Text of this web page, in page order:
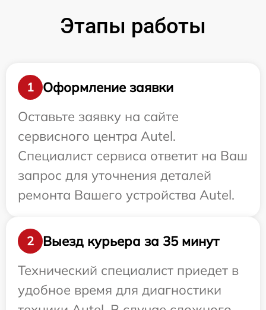
Этапы работы
1
Оформление заявки
Оставьте заявку на сайте
сервисного центра Autel.
Специалист сервиса ответит на Ваш
запрос для уточнения деталей
ремонта Вашего устройства Autel.
2
Выезд курьера за 35 минут
Технический специалист приедет в
удобное время для диагностики